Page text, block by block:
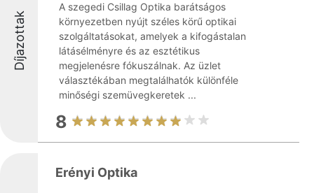
Díjazottak
A szegedi Csillag Optika barátságos
környezetben nyújt széles körű optikai
szolgáltatásokat, amelyek a kifogástalan
látásélményre és az esztétikus
megjelenésre fókuszálnak. Az üzlet
választékában megtalálhatók különféle
minőségi szemüvegkeretek ...
8
Erényi Optika